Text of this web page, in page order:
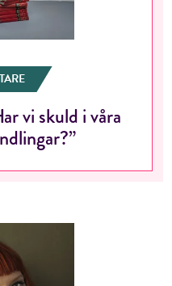
vi skuld i våra